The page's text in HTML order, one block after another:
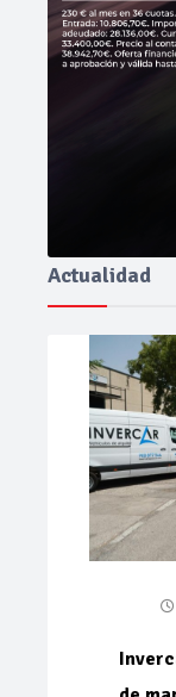
Actualidad